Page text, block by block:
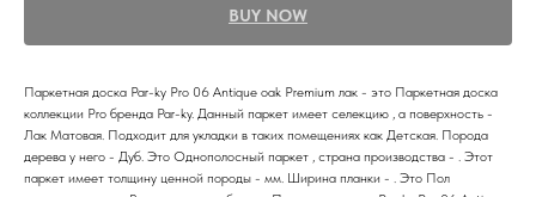
BUY NOW
Паркетная доска Par-ky Pro 06 Antique oak Premium лак - это Паркетная доска
коллекции Pro бренда Par-ky. Данный паркет имеет селекцию , а поверхность -
Лак Матовая. Подходит для укладки в таких помещениях как Детская. Порода
дерева у него - Дуб. Это Однополосный паркет , страна производства - . Этот
паркет имеет толщину ценной породы - мм. Ширина планки - . Это Пол